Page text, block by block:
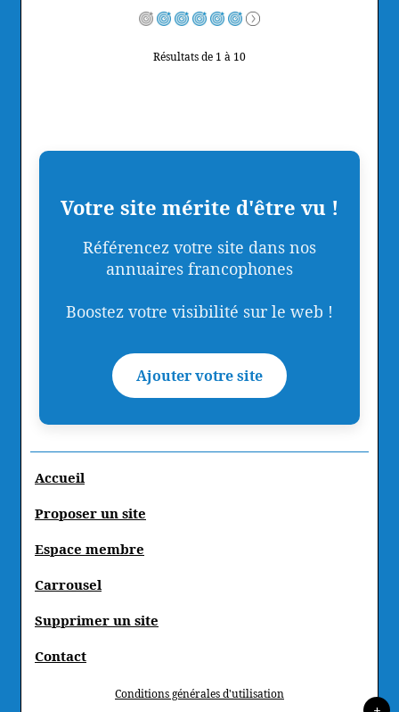
Résultats de 1 à 10
Votre site mérite d'être vu !
Référencez votre site dans nos
annuaires francophones
Boostez votre visibilité sur le web !
Ajouter votre site
Accueil
Proposer un site
Espace membre
Carrousel
Supprimer un site
Contact
Conditions générales d'utilisation